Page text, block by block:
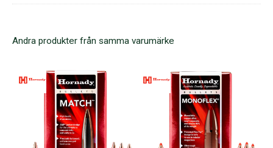
Andra produkter från samma varumärke